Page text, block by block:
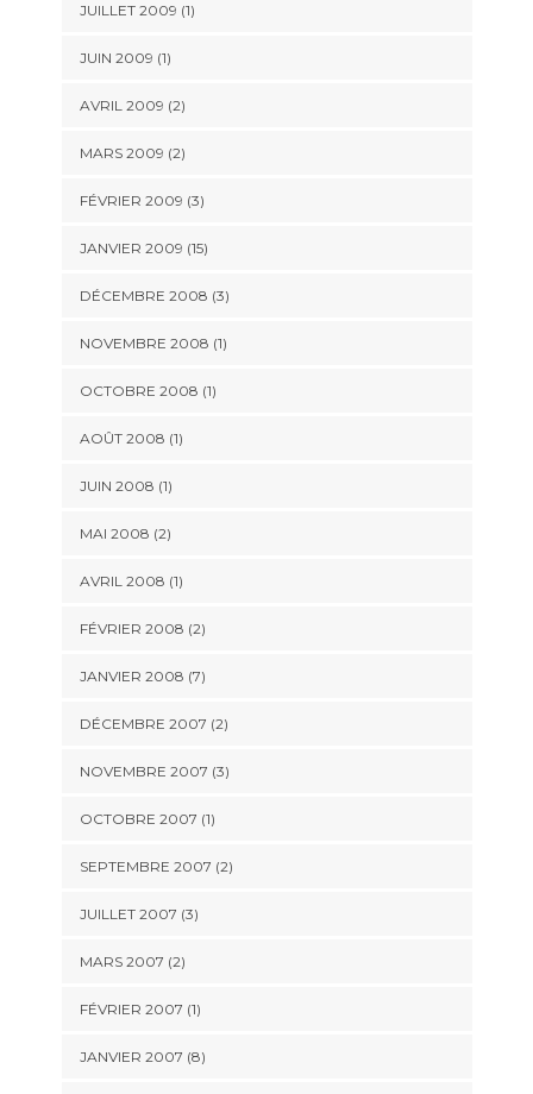
JUILLET 2009 (1)
JUIN 2009 (1)
AVRIL 2009 (2)
MARS 2009 (2)
FÉVRIER 2009 (3)
JANVIER 2009 (15)
DÉCEMBRE 2008 (3)
NOVEMBRE 2008 (1)
OCTOBRE 2008 (1)
AOÛT 2008 (1)
JUIN 2008 (1)
MAI 2008 (2)
AVRIL 2008 (1)
FÉVRIER 2008 (2)
JANVIER 2008 (7)
DÉCEMBRE 2007 (2)
NOVEMBRE 2007 (3)
OCTOBRE 2007 (1)
SEPTEMBRE 2007 (2)
JUILLET 2007 (3)
MARS 2007 (2)
FÉVRIER 2007 (1)
JANVIER 2007 (8)